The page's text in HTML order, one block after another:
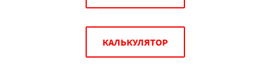
КАЛЬКУЛЯТОР